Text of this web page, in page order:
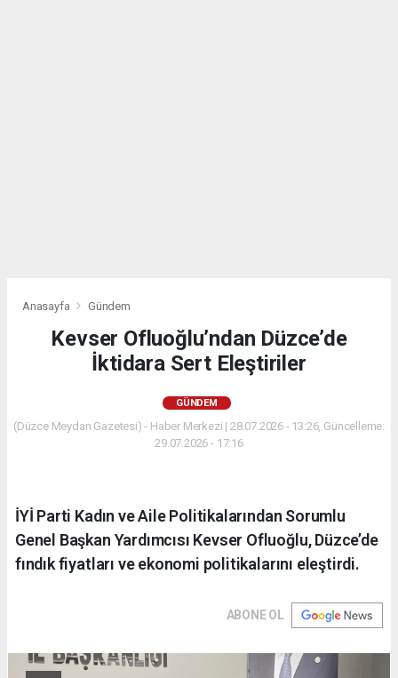
Anasayfa Gündem
Kevser Ofluoğlu’ndan Düzce’de
İktidara Sert Eleştiriler
GÜNDEM
(Düzce Meydan Gazetesi) - Haber Merkezi | 28.07.2026 - 13:26, Güncelleme:
29.07.2026 - 17:16
İYİ Parti Kadın ve Aile Politikalarından Sorumlu
Genel Başkan Yardımcısı Kevser Ofluoğlu, Düzce’de
fındık fiyatları ve ekonomi politikalarını eleştirdi.
ABONE OL